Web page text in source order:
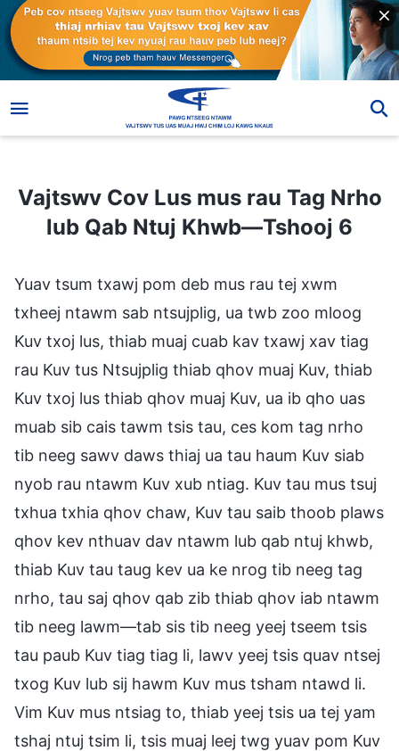
Vajtswv Cov Lus mus rau Tag Nrho
lub Qab Ntuj Khwb—Tshooj 6
Yuav tsum txawj pom deb mus rau tej xwm
txheej ntawm sab ntsujplig, ua twb zoo mloog
Kuv txoj lus, thiab muaj cuab kav txawj xav tiag
rau Kuv tus Ntsujplig thiab qhov muaj Kuv, thiab
Kuv txoj lus thiab qhov muaj Kuv, ua ib qho uas
muab sib cais tawm tsis tau, ces kom tag nrho
tib neeg sawv daws thiaj ua tau haum Kuv siab
nyob rau ntawm Kuv xub ntiag. Kuv tau mus tsuj
txhua txhia qhov chaw, Kuv tau saib thoob plaws
qhov kev nthuav dav ntawm lub qab ntuj khwb,
thiab Kuv tau taug kev ua ke nrog tib neeg tag
nrho, tau saj qhov qab zib thiab qhov iab ntawm
tib neeg lawm—tab sis tib neeg yeej tseem tsis
tau paub Kuv tiag tiag li, lawv yeej tsis quav ntsej
txog Kuv lub sij hawm Kuv mus tsham ntawd li.
Vim Kuv mus ntsiag to, thiab yeej tsis ua tej yam
tshaj ntuj tsim li, tsis muaj leej twg yuav pom Kuv